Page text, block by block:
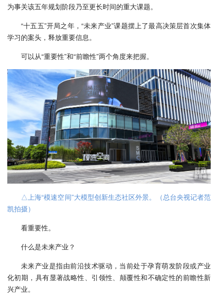
为事关该五年规划阶段乃至更长时间的重大课题。
“十五五”开局之年，“未来产业”课题摆上了最高决策层首次集体
学习的案头，释放重要信息。
可以从“重要性”和“前瞻性”两个角度来把握。
△上海“模速空间”大模型创新生态社区外景。（总台央视记者范
凯拍摄）
看重要性。
什么是未来产业？
未来产业是指由前沿技术驱动，当前处于孕育萌发阶段或产业
化初期，具有显著战略性、引领性、颠覆性和不确定性的前瞻性新
兴产业。